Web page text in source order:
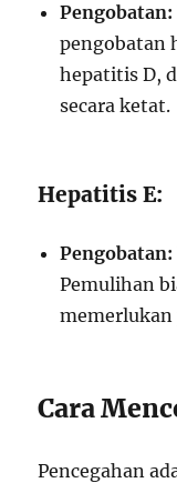
Pengobatan:
pengobatan
hepatitis D,
secara ketat.
Hepatitis E:
Pengobatan:
Pemulihan
memerlukan
Cara
Pencegahan